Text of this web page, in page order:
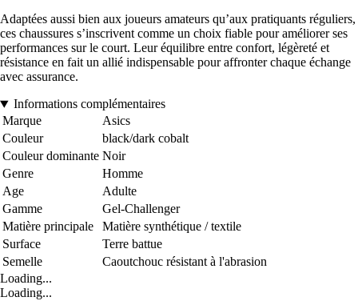
Adaptées aussi bien aux joueurs amateurs qu’aux pratiquants réguliers,
ces chaussures s’inscrivent comme un choix fiable pour améliorer ses
performances sur le court. Leur équilibre entre confort, légèreté et
résistance en fait un allié indispensable pour affronter chaque échange
avec assurance.
Informations complémentaires
Marque
Asics
Couleur
black/dark cobalt
Couleur dominante Noir
Genre
Homme
Age
Adulte
Gamme
Gel-Challenger
Matière principale
Matière synthétique / textile
Surface
Terre battue
Semelle
Caoutchouc résistant à l'abrasion
Loading...
Loading...